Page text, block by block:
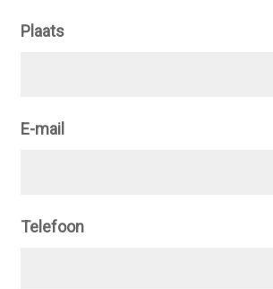
Plaats
E-mail
Telefoon